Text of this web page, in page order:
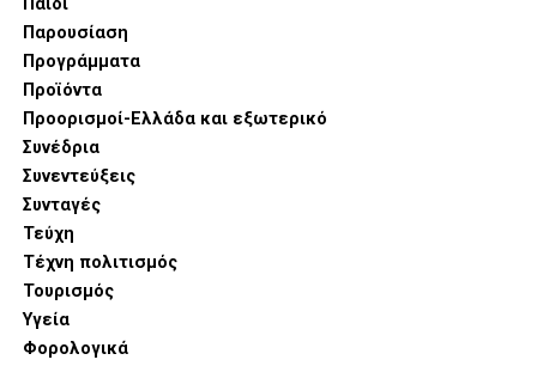
Παιδί
Παρουσίαση
Προγράμματα
Προϊόντα
Προορισμοί-Ελλάδα και εξωτερικό
Συνέδρια
Συνεντεύξεις
Συνταγές
Τεύχη
Τέχνη πολιτισμός
Τουρισμός
Υγεία
Φορολογικά